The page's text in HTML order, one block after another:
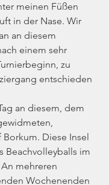
meinen Füßen
in der Nase. Wir
an diesem
einem sehr
zu
entschieden
an diesem, dem
Diese Insel
Beachvolleyballs im
mehreren
Wochenenden